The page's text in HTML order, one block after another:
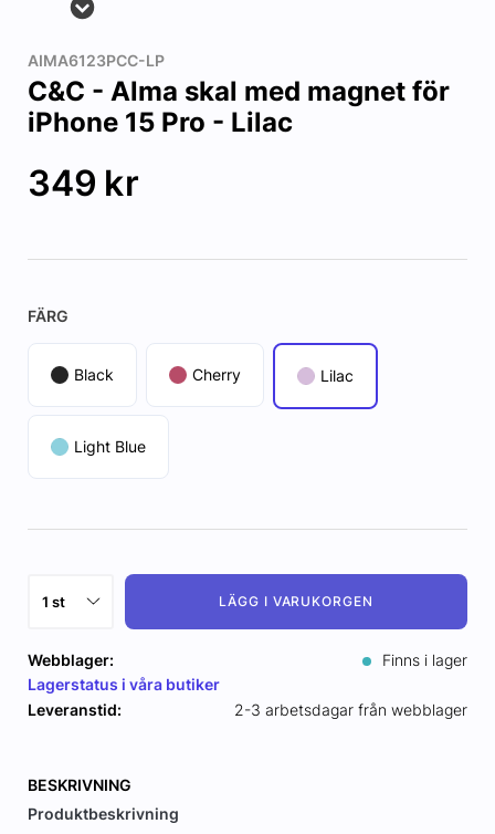
AIMA6123PCC-LP
C&C - Alma skal med magnet för
iPhone 15 Pro - Lilac
349 kr
FÄRG
Black Cherry Lilac
Light Blue
LÄGG I VARUKORGEN
Webblager:
Finns i lager
Lagerstatus i våra butiker
Leveranstid:
2-3 arbetsdagar från webblager
BESKRIVNING
Produktbeskrivning